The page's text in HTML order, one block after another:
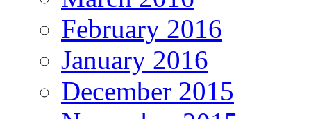
February 2016
January 2016
December 2015